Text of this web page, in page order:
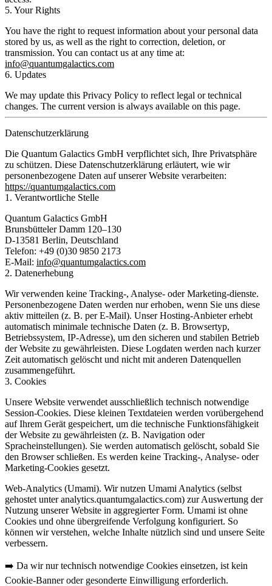
5. Your Rights
You have the right to request information about your personal data
stored by us, as well as the right to correction, deletion, or
transmission. You can contact us at any time at:
info@quantumgalactics.com
6. Updates
We may update this Privacy Policy to reflect legal or technical
changes. The current version is always available on this page.
Datenschutzerklärung
Die Quantum Galactics GmbH verpflichtet sich, Ihre Privatsphäre
zu schützen. Diese Datenschutzerklärung erläutert, wie wir
personenbezogene Daten auf unserer Website verarbeiten:
https://quantumgalactics.com
1. Verantwortliche Stelle
Quantum Galactics GmbH
Brunsbütteler Damm 120–130
D-13581 Berlin, Deutschland
Telefon: +49 (0)30 9850 2173
E-Mail: info@quantumgalactics.com
2. Datenerhebung
Wir verwenden keine Tracking-, Analyse- oder Marketing-dienste.
Personenbezogene Daten werden nur erhoben, wenn Sie uns diese
aktiv mitteilen (z. B. per E-Mail). Unser Hosting-Anbieter erhebt
automatisch minimale technische Daten (z. B. Browsertyp,
Betriebssystem, IP-Adresse), um den sicheren und stabilen Betrieb
der Website zu gewährleisten. Diese Logdaten werden nach kurzer
Zeit automatisch gelöscht und nicht mit anderen Datenquellen
zusammengeführt.
3. Cookies
Unsere Website verwendetausschließlich technisch notwendige
Session-Cookies. Diese kleinen Textdateien werden vorübergehend
auf Ihrem Gerät gespeichert, um die technische Funktionsfähigkeit
der Website zu gewährleisten (z. B. Navigation oder
Spracheinstellungen). Sie werden automatisch gelöscht, sobald Sie
den Browser schließen. Es werden keine Tracking-, Analyse- oder
Marketing-Cookies gesetzt.
Web-Analytics (Umami). Wir nutzen Umami Analytics (selbst
gehostet unter analytics.quantumgalactics.com) zur Auswertung der
Nutzung unserer Website in aggregierter Form. Umami ist ohne
Cookies und ohne übergreifende Verfolgung konfiguriert. So
können wir verstehen, welche Inhalte nützlich sind und unsere Seite
verbessern.
➡️ Da wirnur technisch notwendige Cookies einsetzen, istkein
Cookie-Banneroder gesonderte Einwilligung erforderlich.